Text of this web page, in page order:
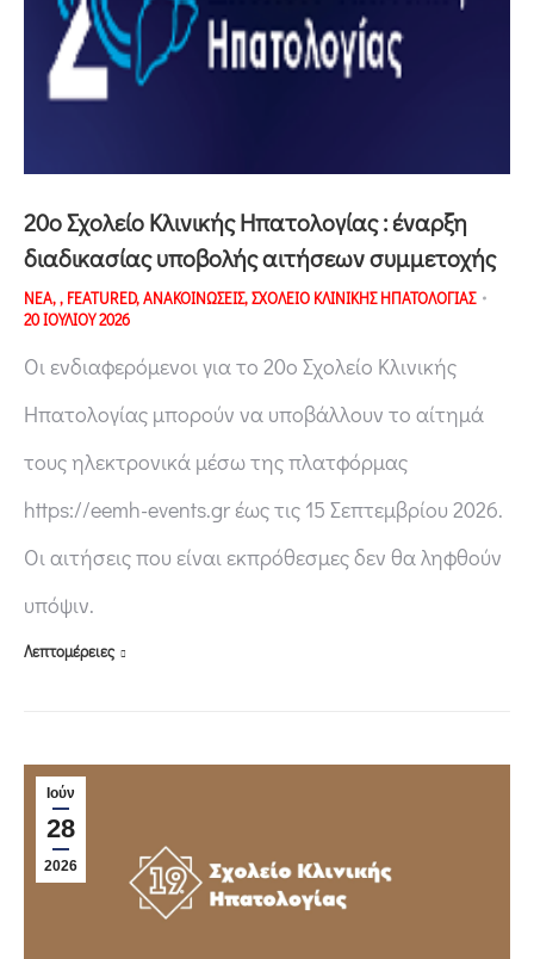
20o Σχολείο Κλινικής Ηπατολογίας : έναρξη
διαδικασίας υποβολής αιτήσεων συμμετοχής
ΝΕΑ,, FEATURED,ΑΝΑΚΟΙΝΩΣΕΙΣ,ΣΧΟΛΕΙΟ ΚΛΙΝΙΚΗΣ ΗΠΑΤΟΛΟΓΙΑΣ
20 ΙΟΥΛΙΟΥ 2026
Οι ενδιαφερόμενοι για το 20ο Σχολείο Κλινικής
Ηπατολογίας μπορούν να υποβάλλουν το αίτημά
τους ηλεκτρονικά μέσω της πλατφόρμας
https://eemh-events.gr έως τις 15 Σεπτεμβρίου 2026.
Οι αιτήσεις που είναι εκπρόθεσμες δεν θα ληφθούν
υπόψιν.
Λεπτομέρειες
Ιούν
28
2026